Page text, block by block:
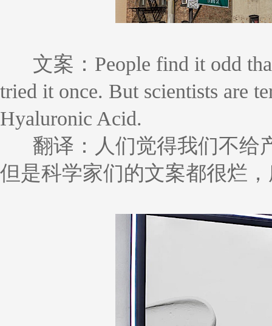
文案：People find it odd
tried it once. But scientists are
Hyaluronic Acid.
翻译：人们觉得我们不给
但是科学家们的文案都很烂